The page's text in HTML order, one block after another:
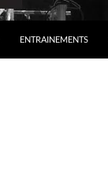
ENTRAINEMENTS